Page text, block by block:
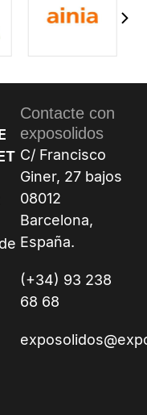
Contacte con
exposolidos
C/ Francisco
Giner, 27 bajos
08012
Barcelona,
España.
(+34) 93 238
68 68